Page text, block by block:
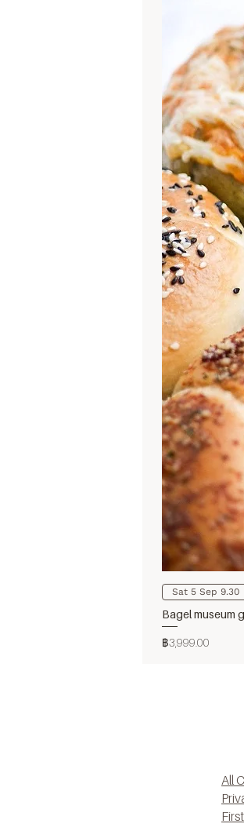
Sat 5 Sep 9.30
Bagel museum
ราคา
฿3,999.00
All